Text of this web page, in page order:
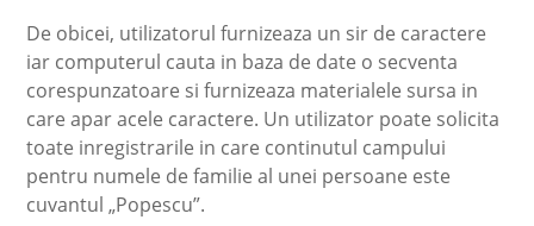
De obicei, utilizatorul furnizeaza un sir de caractere
iar computerul cauta in baza de date o secventa
corespunzatoare si furnizeaza materialele sursa in
care apar acele caractere. Un utilizator poate solicita
toate inregistrarile in care continutul campului
pentru numele de familie al unei persoane este
cuvantul „Popescu”.